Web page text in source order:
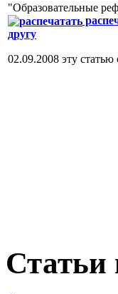
"Образовательные
другу
02.09.2008 эту статью
Статьи